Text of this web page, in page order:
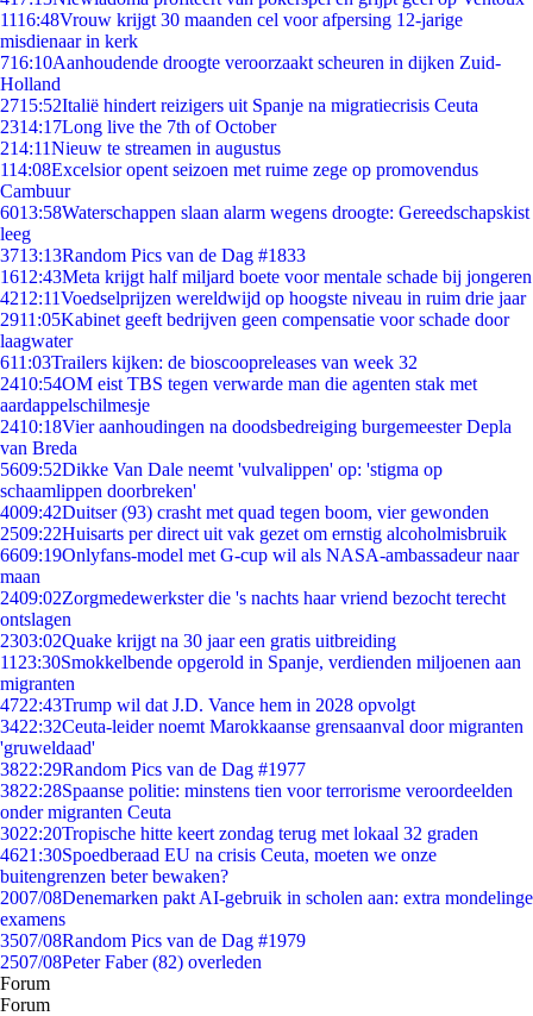
1116:48Vrouw krijgt 30 maanden cel voor afpersing 12-jarige
misdienaar in kerk
716:10Aanhoudende droogte veroorzaakt scheuren in dijken Zuid-
Holland
2715:52Italië hindert reizigers uit Spanje na migratiecrisis Ceuta
2314:17Long live the 7th of October
214:11Nieuw te streamen in augustus
114:08Excelsior opent seizoen met ruime zege op promovendus
Cambuur
6013:58Waterschappen slaan alarm wegens droogte: Gereedschapskist
leeg
3713:13Random Pics van de Dag #1833
1612:43Meta krijgt half miljard boete voor mentale schade bij jongeren
4212:11Voedselprijzen wereldwijd op hoogste niveau in ruim drie jaar
2911:05Kabinet geeft bedrijven geen compensatie voor schade door
laagwater
611:03Trailers kijken: de bioscoopreleases van week 32
2410:54OM eist TBS tegen verwarde man die agenten stak met
aardappelschilmesje
2410:18Vier aanhoudingen na doodsbedreiging burgemeester Depla
van Breda
5609:52Dikke Van Dale neemt 'vulvalippen' op: 'stigma op
schaamlippen doorbreken'
4009:42Duitser (93) crasht met quad tegen boom, vier gewonden
2509:22Huisarts per direct uit vak gezet om ernstig alcoholmisbruik
6609:19Onlyfans-model met G-cup wil als NASA-ambassadeur naar
maan
2409:02Zorgmedewerkster die 's nachts haar vriend bezocht terecht
ontslagen
2303:02Quake krijgt na 30 jaar een gratis uitbreiding
11 23:30Smokkelbende opgerold in Spanje, verdienden miljoenen aan
migranten
4722:43Trump wil dat J.D. Vance hem in 2028 opvolgt
3422:32Ceuta-leider noemt Marokkaanse grensaanval door migranten
'gruweldaad'
3822:29Random Pics van de Dag #1977
3822:28Spaanse politie: minstens tien voor terrorisme veroordeelden
onder migranten Ceuta
3022:20Tropische hitte keert zondag terug met lokaal 32 graden
4621:30Spoedberaad EU na crisis Ceuta, moeten we onze
buitengrenzen beter bewaken?
2007/08Denemarken pakt AI-gebruik in scholen aan: extra mondelinge
examens
3507/08Random Pics van de Dag #1979
2507/08Peter Faber (82) overleden
Forum
Forum